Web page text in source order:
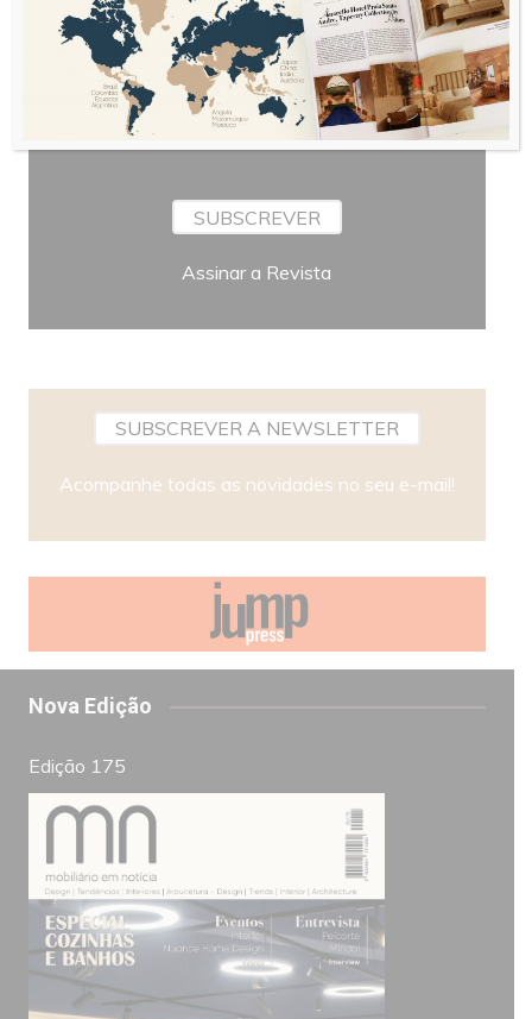
Periodicidade
SUBSCREVER
Assinar a Revista
SUBSCREVER A NEWSLETTER
Acompanhe todas as novidades no seu e-mail!
Nova Edição
Edição 175